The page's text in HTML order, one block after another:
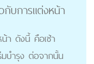
กับการแต่งหน้า
า ดังนี้ คือเช้า
มบำรุง ต่อจากนั้น